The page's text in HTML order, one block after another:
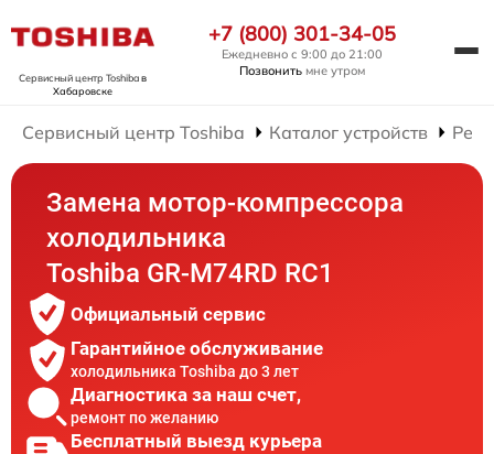
Сервисный центр Toshibaв
Хабаровске
+7 (800) 301-34-05
Ежедневно с 9:00 до 21:00
Позвонить мне утром
Сервисный центр Toshiba Каталог устройств
Замена мотор-компрессора
холодильника
Toshiba GR-M74RD RC1
Официальный сервис
Гарантийное обслуживание
холодильника Toshiba до 3 лет
Диагностика за наш счет,
ремонт по желанию
Бесплатный выезд курьера